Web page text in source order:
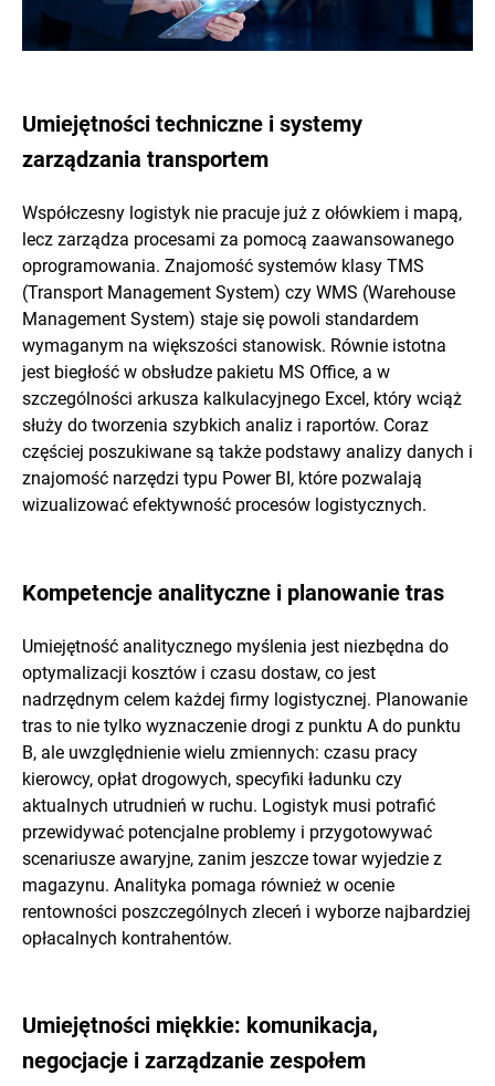
Umiejętności techniczne i systemy
zarządzania transportem
Współczesny logistyk nie pracuje już z ołówkiem i mapą,
lecz zarządza procesami za pomocą zaawansowanego
oprogramowania. Znajomość systemów klasy TMS
(Transport Management System) czy WMS (Warehouse
Management System) staje się powoli standardem
wymaganym na większości stanowisk. Równie istotna
jest biegłość w obsłudze pakietu MS Office, a w
szczególności arkusza kalkulacyjnego Excel, który wciąż
służy do tworzenia szybkich analiz i raportów. Coraz
częściej poszukiwane są także podstawy analizy danych i
znajomość narzędzi typu Power BI, które pozwalają
wizualizować efektywność procesów logistycznych.
Kompetencje analityczne i planowanie tras
Umiejętność analitycznego myślenia jest niezbędna do
optymalizacji kosztów i czasu dostaw, co jest
nadrzędnym celem każdej firmy logistycznej. Planowanie
tras to nie tylko wyznaczenie drogi z punktu A do punktu
B, ale uwzględnienie wielu zmiennych: czasu pracy
kierowcy, opłat drogowych, specyfiki ładunku czy
aktualnych utrudnień w ruchu. Logistyk musi potrafić
przewidywać potencjalne problemy i przygotowywać
scenariusze awaryjne, zanim jeszcze towar wyjedzie z
magazynu. Analityka pomaga również w ocenie
rentowności poszczególnych zleceń i wyborze najbardziej
opłacalnych kontrahentów.
Umiejętności miękkie: komunikacja,
negocjacje i zarządzanie zespołem